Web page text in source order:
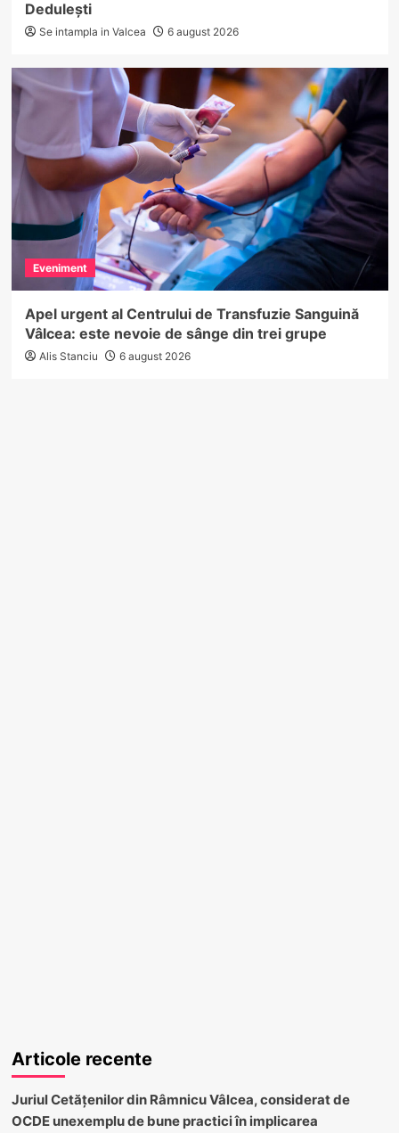
Dedulești
Se intampla in Valcea 6 august 2026
Eveniment
Apel urgent al Centrului de Transfuzie Sanguină
Vâlcea: este nevoie de sânge din trei grupe
Alis Stanciu 6 august 2026
Articole recente
Juriul Cetățenilor din Râmnicu Vâlcea, considerat de
OCDE unexemplu de bune practici în implicarea